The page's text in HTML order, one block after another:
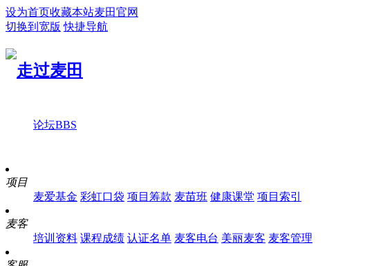
设为首页收藏本站麦田官网
切换到宽版 快捷导航
论坛BBS
项目
麦爱基金 彩虹口袋 项目筹款 麦苗班 健康课堂 项目索引
麦客
培训资料 课程成绩 认证名单 麦客电台 美丽麦客 麦客管理